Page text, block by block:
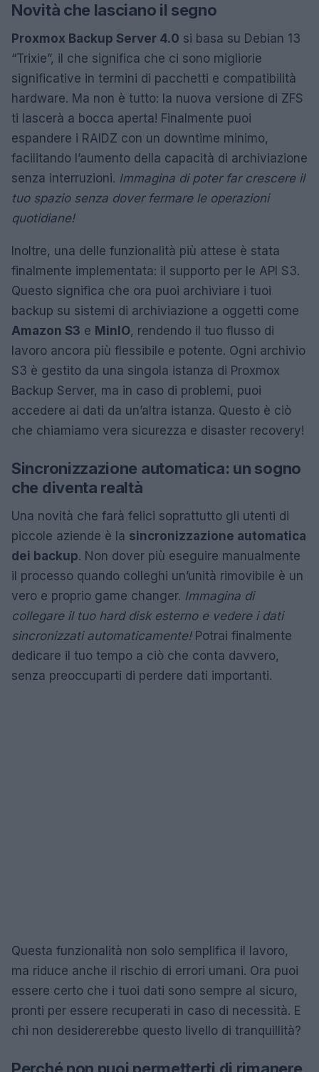
Novità che lasciano il segno
Proxmox Backup Server 4.0 si basa su Debian 13
“Trixie”, il che significa che ci sono migliorie
significative in termini di pacchetti e compatibilità
hardware. Ma non è tutto: la nuova versione di ZFS
ti lascerà a bocca aperta! Finalmente puoi
espandere i RAIDZ con un downtime minimo,
facilitando l’aumento della capacità di archiviazione
senza interruzioni. Immagina di poter far crescere il
tuo spazio senza dover fermare le operazioni
quotidiane!
Inoltre, una delle funzionalità più attese è stata
finalmente implementata: il supporto per le API S3.
Questo significa che ora puoi archiviare i tuoi
backup su sistemi di archiviazione a oggetti come
Amazon S3 e MinIO, rendendo il tuo flusso di
lavoro ancora più flessibile e potente. Ogni archivio
S3 è gestito da una singola istanza di Proxmox
Backup Server, ma in caso di problemi, puoi
accedere ai dati da un’altra istanza. Questo è ciò
che chiamiamo vera sicurezza e disaster recovery!
Sincronizzazione automatica: un sogno
che diventa realtà
Una novità che farà felici soprattutto gli utenti di
piccole aziende è la sincronizzazione automatica
dei backup. Non dover più eseguire manualmente
il processo quando colleghi un’unità rimovibile è un
vero e proprio game changer. Immagina di
collegare il tuo hard disk esterno e vedere i dati
sincronizzati automaticamente!Potrai finalmente
dedicare il tuo tempo a ciò che conta davvero,
senza preoccuparti di perdere dati importanti.
Questa funzionalità non solo semplifica il lavoro,
ma riduce anche il rischio di errori umani. Ora puoi
essere certo che i tuoi dati sono sempre al sicuro,
pronti per essere recuperati in caso di necessità. E
chi non desidererebbe questo livello di tranquillità?